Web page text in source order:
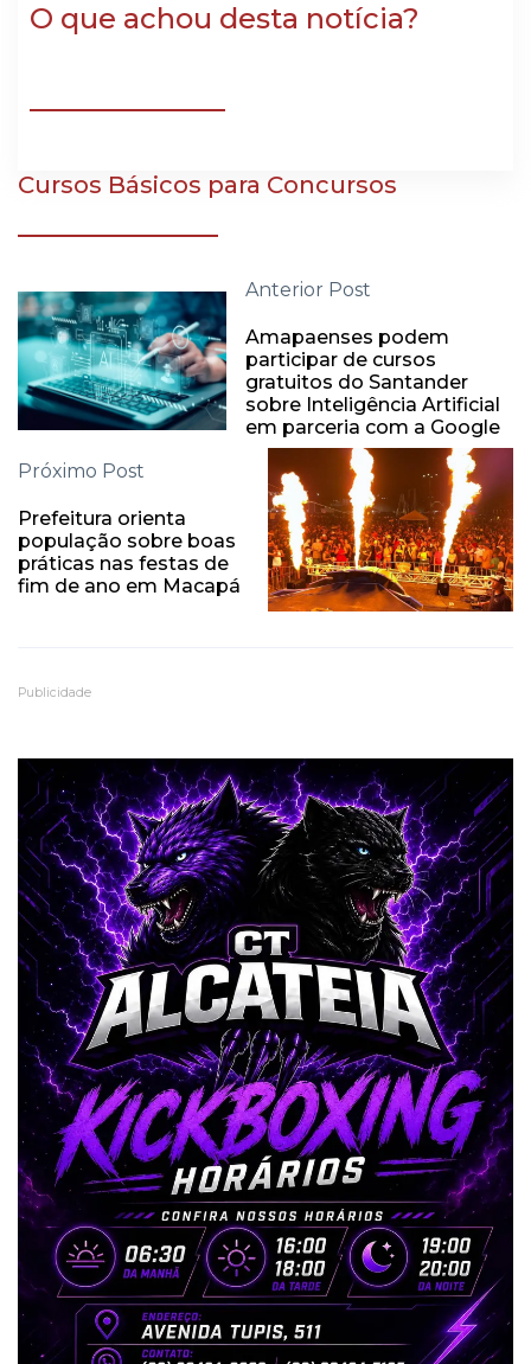
O que achou desta notícia?
Cursos Básicos para Concursos
Anterior Post
Amapaenses podem
participar de cursos
gratuitos do Santander
sobre Inteligência Artificial
em parceria com a Google
Próximo Post
Prefeitura orienta
população sobre boas
práticas nas festas de
fim de ano em Macapá
Publicidade